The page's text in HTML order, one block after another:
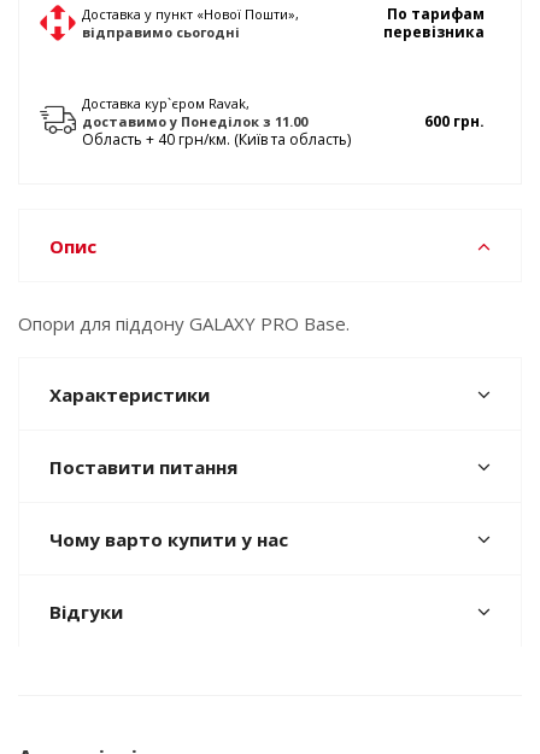
Доставка у пункт «Нової Пошти»,
відправимо сьогодні
По тарифам
перевізника
Доставка кур`єром Ravak,
доставимоу Понеділок з 11.00
Область + 40 грн/км. (Київ та область)
600 грн.
Опис
Опори для піддону GALAXY PRO Base.
Характеристики
Поставити питання
Чому варто купити у нас
Відгуки